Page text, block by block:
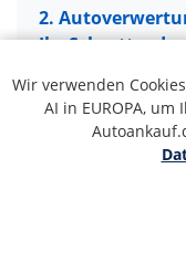
2.
Ihr Schrott-
3. So einfach
Harnersberg ab
4. Unser
Harnersberg
5. 5 Gründe für
Wir verwenden
AI in EUROPA,